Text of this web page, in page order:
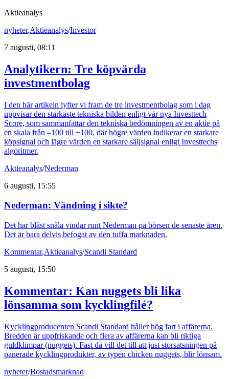
Aktieanalys
nyheter,Aktieanalys/Investor
7 augusti, 08:11
Analytikern: Tre köpvärda
investmentbolag
I den här artikeln lyfter vi fram de tre investmentbolag som i dag
uppvisar den starkaste tekniska bilden enligt vår nya Investtech
Score, som sammanfattar den tekniska bedömningen av en aktie på
en skala från –100 till +100, där högre värden indikerar en starkare
köpsignal och lägre värden en starkare säljsignal enligt Investtechs
algoritmer.
Aktieanalys/Nederman
6 augusti, 15:55
Nederman: Vändning i sikte?
Det har blåst snåla vindar runt Nederman på börsen de senaste åren.
Det är bara delvis befogat av den tuffa marknaden.
Kommentar,Aktieanalys/Scandi Standard
5 augusti, 15:50
Kommentar: Kan nuggets bli lika
lönsamma som kycklingfilé?
Kycklingproducenten Scandi Standard håller hög fart i affärerna.
Bredden är uppfriskande och flera av affärerna kan bli riktiga
guldklimpar (nuggets). Fast då vill det till att just storsatsningen på
panerade kycklingprodukter, av typen chicken nuggets, blir lönsam.
nyheter/Bostadsmarknad